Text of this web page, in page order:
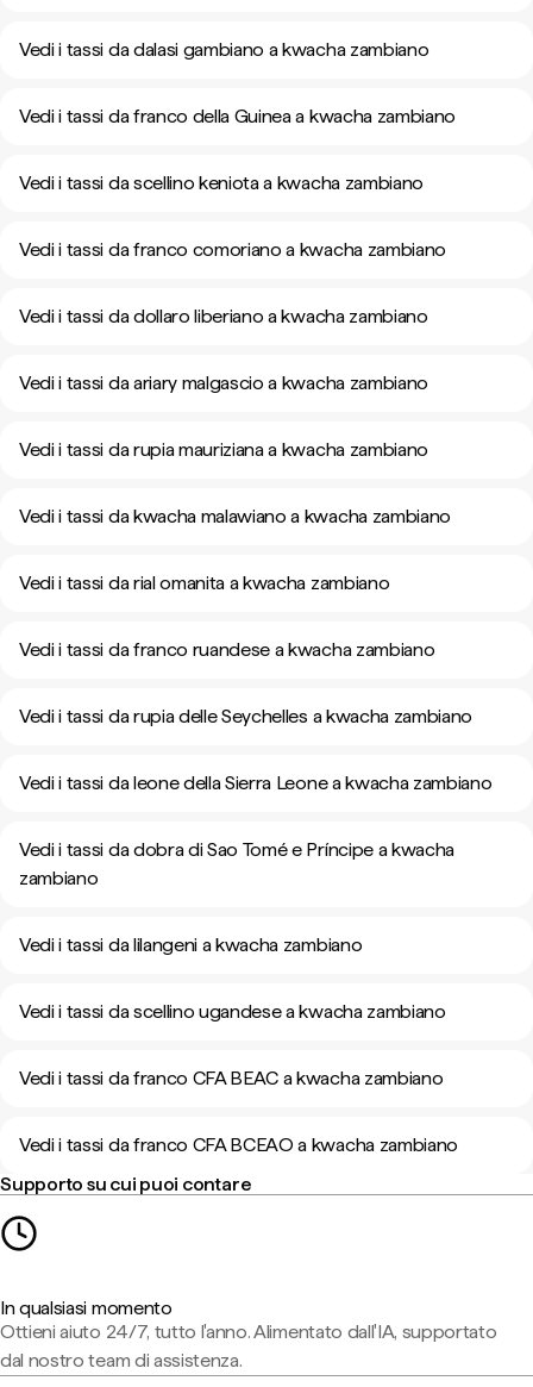
Vedi i tassi da dalasi gambiano a kwacha zambiano
Vedi i tassi da franco della Guinea a kwacha zambiano
Vedi i tassi da scellino keniota a kwacha zambiano
Vedi i tassi da franco comoriano a kwacha zambiano
Vedi i tassi da dollaro liberiano a kwacha zambiano
Vedi i tassi da ariary malgascio a kwacha zambiano
Vedi i tassi da rupia mauriziana a kwacha zambiano
Vedi i tassi da kwacha malawiano a kwacha zambiano
Vedi i tassi da rial omanita a kwacha zambiano
Vedi i tassi da franco ruandese a kwacha zambiano
Vedi i tassi da rupia delle Seychelles a kwacha zambiano
Vedi i tassi da leone della Sierra Leone a kwacha zambiano
Vedi i tassi da dobra di Sao Tomé e Príncipe a kwacha
zambiano
Vedi i tassi da lilangeni a kwacha zambiano
Vedi i tassi da scellino ugandese a kwacha zambiano
Vedi i tassi da franco CFA BEAC a kwacha zambiano
Vedi i tassi da franco CFA BCEAO a kwacha zambiano
Supporto su cui puoi contare
In qualsiasi momento
Ottieni aiuto 24/7, tutto l'anno. Alimentato dall'IA, supportato
dal nostro team di assistenza.